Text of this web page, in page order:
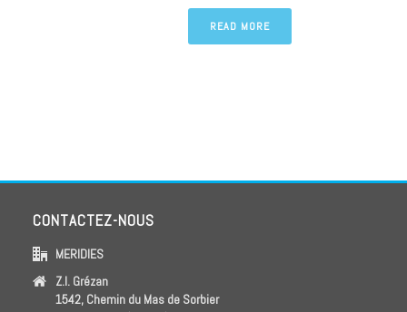
READ MORE
CONTACTEZ-NOUS
MERIDIES
Z.I. Grézan
1542, Chemin du Mas de Sorbier